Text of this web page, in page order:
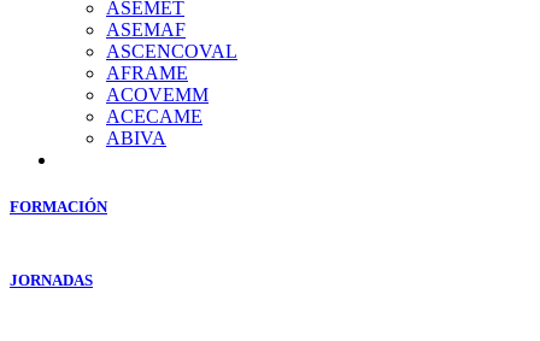
ASEMET
ASEMAF
ASCENCOVAL
AFRAME
ACOVEMM
ACECAME
ABIVA
FORMACIÓN
JORNADAS